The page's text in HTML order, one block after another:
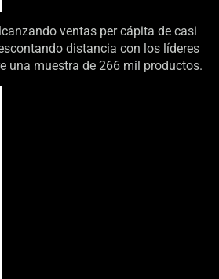
ventas per cápita de casi
distancia con los líderes
una muestra de 266 mil productos.